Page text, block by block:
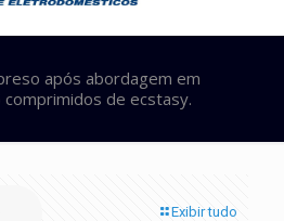
após abordagem em
de ecstasy.
Exibir tudo